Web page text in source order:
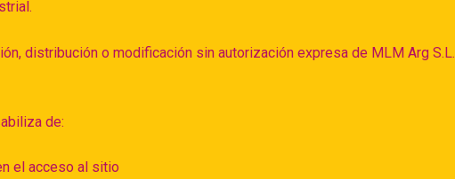
distribución o modificación sin autorización expresa de MLM Arg S.L.
de:
el acceso al sitio